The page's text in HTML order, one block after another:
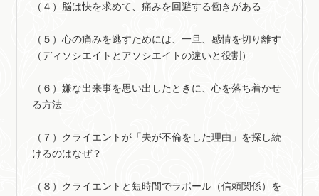
（４）脳は快を求めて、痛みを回避する働きがある
（５）心の痛みを逃すためには、一旦、感情を切り離す
（ディソシエイトとアソシエイトの違いと役割）
（６）嫌な出来事を思い出したときに、心を落ち着かせ
る方法
（７）クライエントが「夫が不倫をした理由」を探し続
けるのはなぜ？
（８）クライエントと短時間でラポール（信頼関係）を